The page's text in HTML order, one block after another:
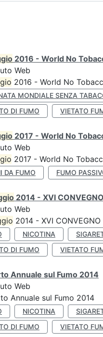
2016 - World No
Web
2016 - World No
MONDIALE SENZA
DI FUMO
VIETATO
2017 - World No
Web
2017 - World No
DA FUMO FUMO
2014 - XVI
Web
2014 - XVI CONVEGNO
NICOTINA
DI FUMO
VIETATO
Annuale sul Fumo 2014
Web
Annuale sul Fumo 2014
NICOTINA
DI FUMO
VIETATO